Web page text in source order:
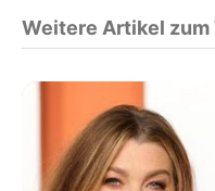
Weitere Artikel zum